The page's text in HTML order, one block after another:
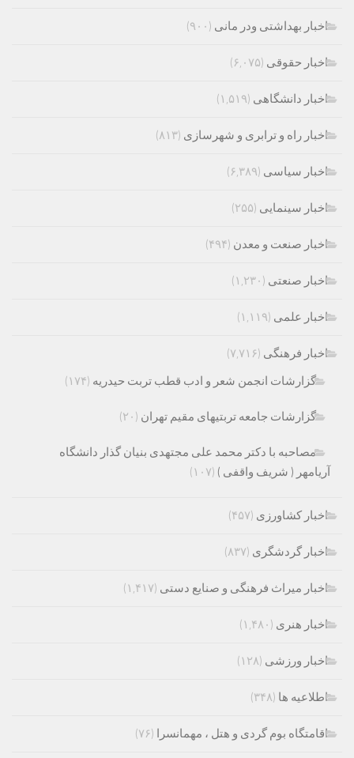
اخبار بهداشتی ودر مانی (۹۰۰)
اخبار حقوقی (۶,۰۷۵)
اخبار دانشگاهی (۱,۵۱۹)
اخبار راه و ترابری و شهرسازی (۸۱۳)
اخبار سیاسی (۶,۳۸۹)
اخبار سینمایی (۲۵۵)
اخبار صنعت و معدن (۴۹۴)
اخبار صنعتی (۱,۲۳۰)
اخبار علمی (۱,۱۱۹)
اخبار فرهنگی (۷,۷۱۶)
گزارشات انجمن شعر و ادب قطب تربت حیدریه (۱۷۴)
گزارشات جامعه تربتیهای مقیم تهران (۲۰)
مصاحبه با دکتر محمد علی مجتهدی بنیان گذار دانشگاه
آریامهر ( شریف واقفی ) (۱۰۷)
اخبار کشاورزی (۴۵۷)
اخبار گردشگری (۸۳۷)
اخبار میراث فرهنگی و صنایع دستی (۱,۴۱۷)
اخبار هنری (۱,۴۸۰)
اخبار ورزشی (۱۲۸)
اطلاعیه ها (۳۴۸)
اقامتگاه بوم گردی و هتل ، مهمانسرا (۷۶)